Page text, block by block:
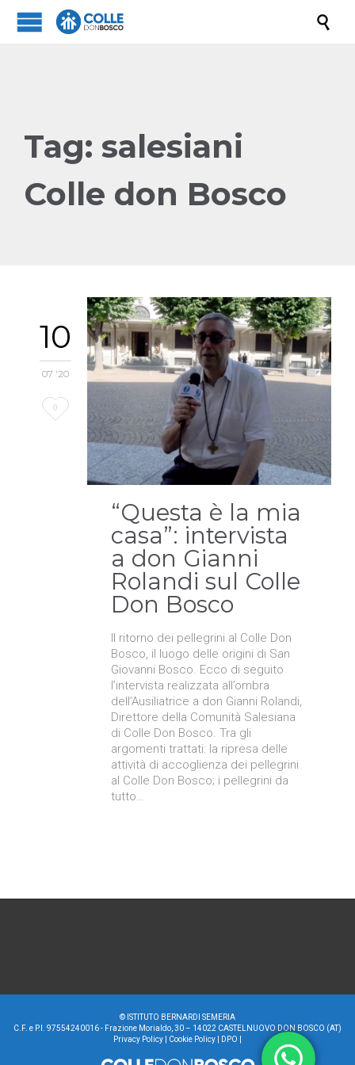

Tag: salesiani
Colle don Bosco
10
07 '20
Love
0
“Questa è la mia
casa”: intervista
a don Gianni
Rolandi sul Colle
Don Bosco
Il ritorno dei pellegrini al Colle Don
Bosco, il luogo delle origini di San
Giovanni Bosco. Ecco di seguito
l’intervista realizzata all’ombra
dell’Ausiliatrice a don Gianni Rolandi,
Direttore della Comunità Salesiana
di Colle Don Bosco. Tra gli
argomenti trattati: la ripresa delle
attività di accoglienza dei pellegrini
al Colle Don Bosco; i pellegrini da
tutto…
© ISTITUTO BERNARDI SEMERIA
C.F. e P.I. 97554240016 - Frazione Morialdo, 30 – 14022 CASTELNUOVO DON BOSCO (AT)
Privacy Policy
Cookie Policy DPO